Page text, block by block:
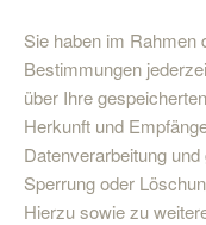
Sie haben im Rahmen
Bestimmungen
über Ihre
Herkunft und
Datenverarbeitung
Sperrung oder
Hierzu sowie zu